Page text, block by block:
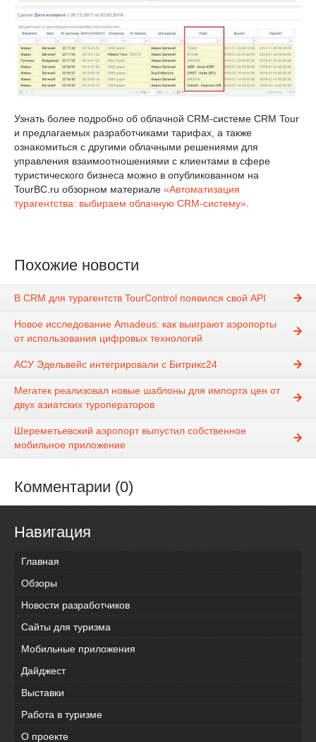
Узнать более подробно об облачной CRM-системе CRM Tour
и предлагаемых разработчиками тарифах, а также
ознакомиться с другими облачными решениями для
управления взаимоотношениями с клиентами в сфере
туристического бизнеса можно в опубликованном на
TourBC.ru обзорном материале «Автоматизация
турагентства: выбираем облачную CRM-систему».
Похожие новости
В CRM для турагентств TourControl появился свой API
Новое исследование Amadeus: как выиграют аэропорты
от использования цифровых технологий
АСУ Эдельвейс интегрировали с Битрикс24
Мегатек реализовал новые шаблоны для импорта цен от
двух азиатских туроператоров
Шереметьевский аэропорт выпустил собственное
мобильное приложение
Комментарии (0)
Навигация
Главная
Обзоры
Новости разработчиков
Сайты для туризма
Мобильные приложения
Дайджест
Выставки
Работа в туризме
О проекте